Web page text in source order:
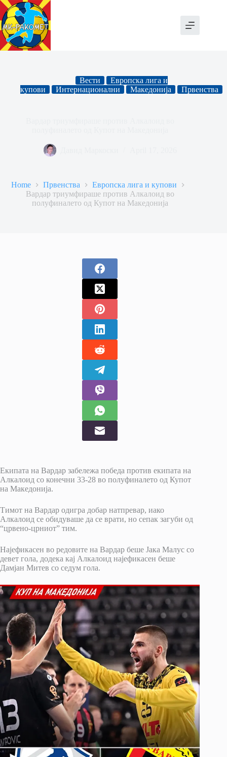
Skip
to
content
Вести
Европска лига и
купови
Интернационални Македонија Првенства
Home Првенства
Европска лига и купови
Вардар триумфираше против Алкалоид во
полуфиналето од Купот на Македонија
Екипата на Вардар забележа победа против екипата на
Алкалоид со конечни 33-28 во полуфиналето од Купот
на Македонија.
Тимот на Вардар одигра добар натпревар, иако
Алкалоид се обидуваше да се врати, но сепак загуби од
“црвено-црниот” тим.
Најефикасен во редовите на Вардар беше Јака Малус со
девет гола, додека кај Алкалоид најефикасен беше
Дамјан Митев со седум гола.